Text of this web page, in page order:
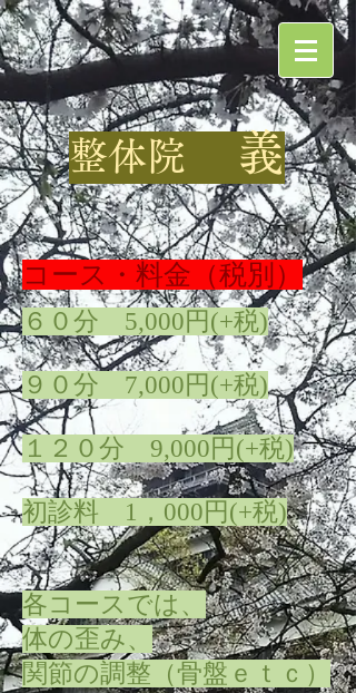
整体院 義
コース・料金（税別）
６０分 5,000円(+税)
９０分 7,000円(+税)
１２０分 9,000円(+税)
​初診料 1，000円(+税)
各コースでは、
体の歪み、
関節の調整（骨盤ｅｔｃ）